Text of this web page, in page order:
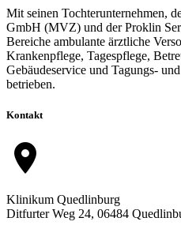
Mit seinen Tochterunternehmen,
GmbH (MVZ) und der Proklin
Bereiche ambulante ärztliche
Krankenpflege, Tagespflege,
Gebäudeservice und Tagungs-
betrieben.
Kontakt
location_on
Klinikum Quedlinburg
Ditfurter Weg 24, 06484